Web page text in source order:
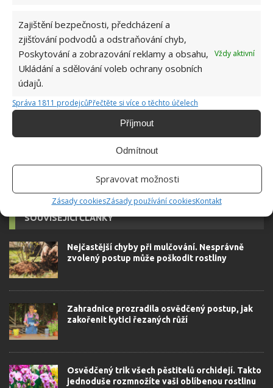
Zajištění bezpečnosti, předcházení a
zjišťování podvodů a odstraňování chyb,
Poskytování a zobrazování reklamy a obsahu,
Ukládání a sdělování voleb ochrany osobních
údajů.
Vždy aktivní
Správa 1811 prodejcůPřečtěte si více o těchto účelech
Příjmout
Odmítnout
Spravovat možnosti
Zásady cookiesZásady používání cookiesKontakt
LOŽNICE ROSTLINY
SOUVISEJÍCÍ ČLÁNKY
Nejčastější chyby při mulčování. Nesprávně
zvolený postup může poškodit rostliny
Zahradnice prozradila osvědčený postup, jak
zakořenit kytici řezaných růží
Osvědčený trik všech pěstitelů orchidejí. Takto
jednoduše rozmnožíte vaši oblíbenou rostlinu